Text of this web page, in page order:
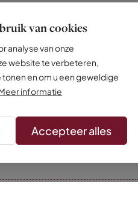
van cookies
analyse van onze
website te verbeteren,
en om u een geweldige
informatie
Accepteer alles